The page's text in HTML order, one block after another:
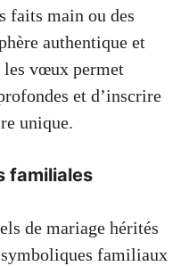
faits main ou des
authentique et
les vœux permet
et d’inscrire
unique.
familiales
de mariage hérités
familiaux